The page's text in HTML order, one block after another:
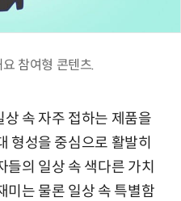
참여형 콘텐츠.
속 자주 접하는 제품을
형성을 중심으로 활발히
의 일상 속 색다른 가치
미는 물론 일상 속 특별함